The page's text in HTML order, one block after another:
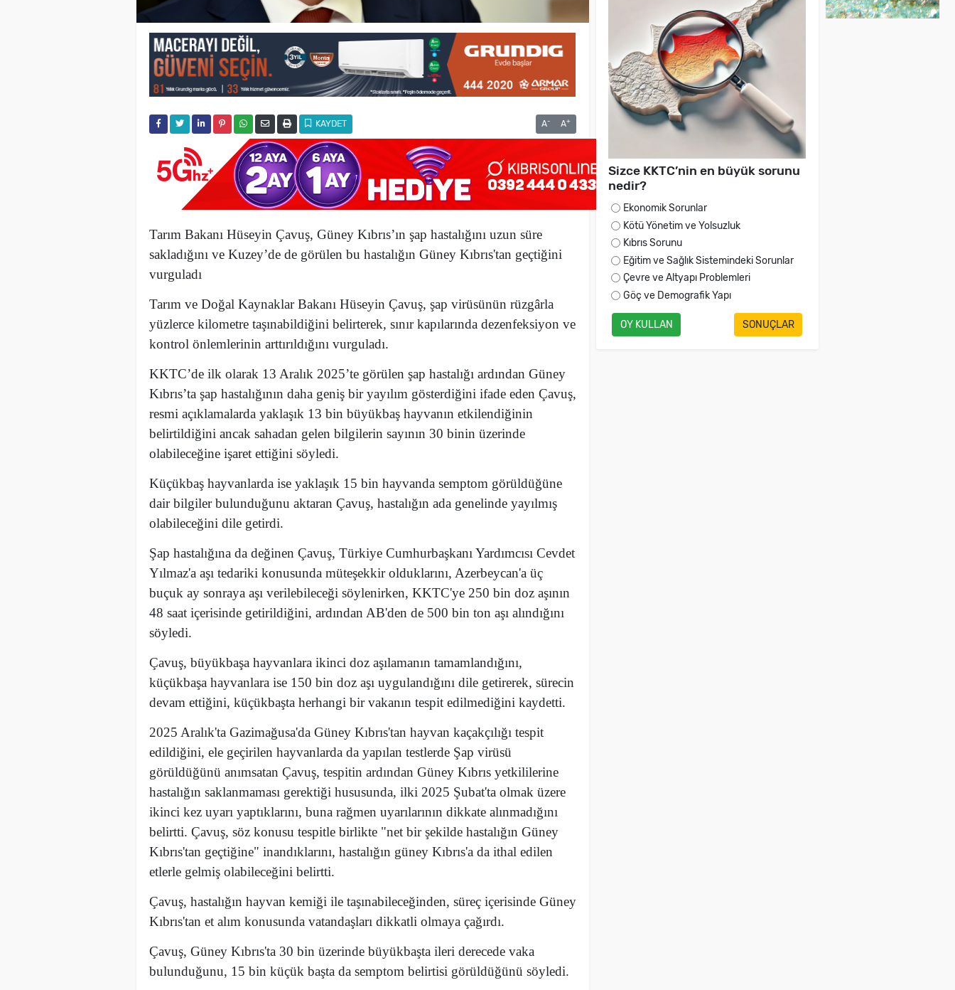
KAYDET A- A+
Tarım Bakanı Hüseyin Çavuş, Güney Kıbrıs’ın şap hastalığını uzun süre
sakladığını ve Kuzey’de de görülen bu hastalığın Güney Kıbrıs'tan geçtiğini
vurguladı
Tarım ve Doğal Kaynaklar Bakanı Hüseyin Çavuş, şap virüsünün rüzgârla
yüzlerce kilometre taşınabildiğini belirterek, sınır kapılarında dezenfeksiyon ve
kontrol önlemlerinin arttırıldığını vurguladı.
KKTC’de ilk olarak 13 Aralık 2025’te görülen şap hastalığı ardından Güney
Kıbrıs’ta şap hastalığının daha geniş bir yayılım gösterdiğini ifade eden Çavuş,
resmi açıklamalarda yaklaşık 13 bin büyükbaş hayvanın etkilendiğinin
belirtildiğini ancak sahadan gelen bilgilerin sayının 30 binin üzerinde
olabileceğine işaret ettiğini söyledi.
Küçükbaş hayvanlarda ise yaklaşık 15 bin hayvanda semptom görüldüğüne
dair bilgiler bulunduğunu aktaran Çavuş, hastalığın ada genelinde yayılmış
olabileceğini dile getirdi.
Şap hastalığına da değinen Çavuş, Türkiye Cumhurbaşkanı Yardımcısı Cevdet
Yılmaz'a aşı tedariki konusunda müteşekkir olduklarını, Azerbeycan'a üç
buçuk ay sonraya aşı verilebileceği söylenirken, KKTC'ye 250 bin doz aşının
48 saat içerisinde getirildiğini, ardından AB'den de 500 bin ton aşı alındığını
söyledi.
Çavuş, büyükbaşa hayvanlara ikinci doz aşılamanın tamamlandığını,
küçükbaşa hayvanlara ise 150 bin doz aşı uygulandığını dile getirerek, sürecin
devam ettiğini, küçükbaşta herhangi bir vakanın tespit edilmediğini kaydetti.
2025 Aralık'ta Gazimağusa'da Güney Kıbrıs'tan hayvan kaçakçılığı tespit
edildiğini, ele geçirilen hayvanlarda da yapılan testlerde Şap virüsü
görüldüğünü anımsatan Çavuş, tespitin ardından Güney Kıbrıs yetkililerine
hastalığın saklanmaması gerektiği hususunda, ilki 2025 Şubat'ta olmak üzere
ikinci kez uyarı yaptıklarını, buna rağmen uyarılarının dikkate alınmadığını
belirtti. Çavuş, söz konusu tespitle birlikte "net bir şekilde hastalığın Güney
Kıbrıs'tan geçtiğine" inandıklarını, hastalığın güney Kıbrıs'a da ithal edilen
etlerle gelmiş olabileceğini belirtti.
Çavuş, hastalığın hayvan kemiği ile taşınabileceğinden, süreç içerisinde Güney
Kıbrıs'tan et alım konusunda vatandaşları dikkatli olmaya çağırdı.
Çavuş, Güney Kıbrıs'ta 30 bin üzerinde büyükbaşta ileri derecede vaka
bulunduğunu, 15 bin küçük başta da semptom belirtisi görüldüğünü söyledi.
Sizce KKTC’nin en büyük sorunu
nedir?
Ekonomik Sorunlar
Kötü Yönetim ve Yolsuzluk
Kıbrıs Sorunu
Eğitim ve Sağlık Sistemindeki Sorunlar
Çevre ve Altyapı Problemleri
Göç ve Demografik Yapı
OY KULLAN SONUÇLAR